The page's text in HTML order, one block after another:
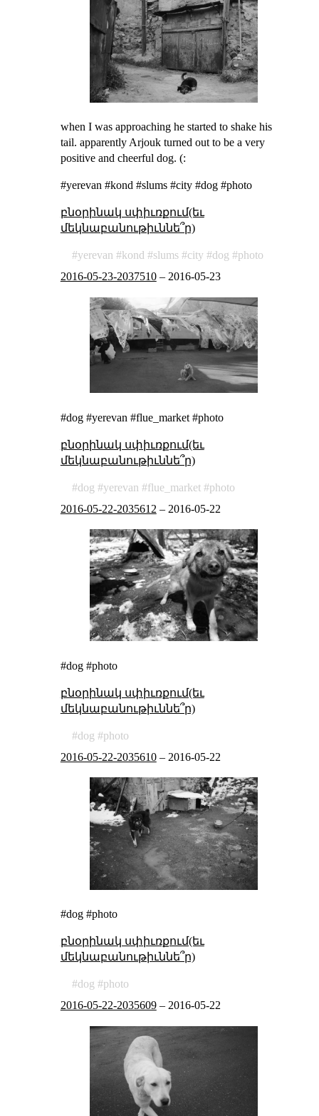
when I was approaching he started to shake his
tail. apparently Arjouk turned out to be a very
positive and cheerful dog. (:
#yerevan #kond #slums #city #dog #photo
բնօրինակ սփիւռքում(եւ
մեկնաբանութիւննե՞ր)
yerevan kond slums city dog
photo
2016-05-23-2037510– 2016-05-23
#dog #yerevan #flue_market #photo
բնօրինակ սփիւռքում(եւ
մեկնաբանութիւննե՞ր)
dog yerevan flue_market
photo
2016-05-22-2035612 – 2016-05-22
#dog #photo
բնօրինակ սփիւռքում(եւ
մեկնաբանութիւննե՞ր)
dog
photo
2016-05-22-2035610– 2016-05-22
#dog #photo
բնօրինակ սփիւռքում(եւ
մեկնաբանութիւննե՞ր)
dog
photo
2016-05-22-2035609– 2016-05-22